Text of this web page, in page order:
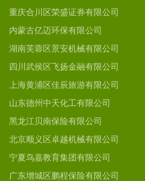
重庆合川区荣盛证券有限公司
内蒙古亿迈环保有限公司
湖南芙蓉区景安机械有限公司
四川武侯区飞扬金融有限公司
上海黄浦区佳辰旅游有限公司
山东德州中天化工有限公司
黑龙江贝南保险有限公司
北京顺义区卓越机械有限公司
宁夏鸟嘉教育集团有限公司
广东增城区鹏程保险有限公司